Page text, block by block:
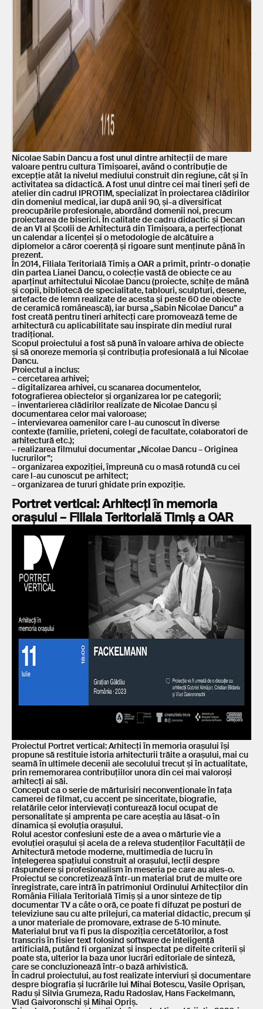
Nicolae Sabin Dancu a fost unul dintre arhitecții de mare
valoare pentru cultura Timișoarei, având o contribuție de
excepție atât la nivelul mediului construit din regiune, cât și în
activitatea sa didactică. A fost unul dintre cei mai tineri șefi de
atelier din cadrul IPROTIM, specializat în proiectarea clădirilor
din domeniul medical, iar după anii 90, și-a diversificat
preocupările profesionale, abordând domenii noi, precum
proiectarea de biserici. În calitate de cadru didactic și Decan
de an VI al Școlii de Arhitectură din Timișoara, a perfecționat
un calendar a licenței și o metodologie de alcătuire a
diplomelor a căror coerență și rigoare sunt menținute până în
prezent.
În 2014, Filiala Teritorială Timiș a OAR a primit, printr-o donație
din partea Lianei Dancu, o colecție vastă de obiecte ce au
aparținut arhitectului Nicolae Dancu (proiecte, schițe de mână
și copii, bibliotecă de specialitate, tablouri, sculpturi, desene,
artefacte de lemn realizate de acesta și peste 60 de obiecte
de ceramică românească), iar bursa „Sabin Nicolae Dancu” a
fost creată pentru tineri arhitecți care promovează teme de
arhitectură cu aplicabilitate sau inspirate din mediul rural
tradițional.
Scopul proiectului a fost să pună în valoare arhiva de obiecte
și să onoreze memoria și contribuția profesională a lui Nicolae
Dancu.
Proiectul a inclus:
– cercetarea arhivei;
– digitalizarea arhivei, cu scanarea documentelor,
fotografierea obiectelor și organizarea lor pe categorii;
– inventarierea clădirilor realizate de Nicolae Dancu și
documentarea celor mai valoroase;
– intervievarea oamenilor care l-au cunoscut în diverse
contexte (familie, prieteni, colegi de facultate, colaboratori de
arhitectură etc.);
– realizarea filmului documentar „Nicolae Dancu – Originea
lucrurilor”;
– organizarea expoziției, împreună cu o masă rotundă cu cei
care l-au cunoscut pe arhitect;
– organizarea de tururi ghidate prin expoziție.
Portret vertical: Arhitecți în memoria
orașului – Filiala Teritorială Timiș a OAR
Proiectul Portret vertical: Arhitecți în memoria orașului își
propune să restituie istoria arhitecturii trăite a orașului, mai cu
seamă în ultimele decenii ale secolului trecut și în actualitate,
prin rememorarea contribuțiilor unora din cei mai valoroși
arhitecți ai săi.
Conceput ca o serie de mărturisiri neconvenționale în fața
camerei de filmat, cu accent pe sinceritate, biografie,
relatările celor intervievați conturează locul ocupat de
personalitate și amprenta pe care aceștia au lăsat-o în
dinamica și evoluția orașului.
Rolul acestor confesiuni este de a avea o mărturie vie a
evoluției orașului și acela de a releva studenților Facultății de
Arhitectură metode moderne, multimedia de lucru în
înțelegerea spațiului construit al orașului, lecții despre
răspundere și profesionalism în meseria pe care au ales-o.
Proiectul se concretizează într-un material brut de multe ore
înregistrate, care intră în patrimoniul Ordinului Arhitecților din
România Filiala Teritorială Timiș și a unor sinteze de tip
documentar TV a câte o oră, ce poate fi difuzat pe posturi de
televiziune sau cu alte prilejuri, ca material didactic, precum și
a unor materiale de promovare, extrase de 5-10 minute.
Materialul brut va fi pus la dispoziția cercetătorilor, a fost
transcris în fisier text folosind software de inteligență
artificială, putând fi organizat și inspectat pe difeite criterii și
poate sta, ulterior la baza unor lucrări editoriale de sinteză,
care se concluzionează într-o bază arhivistică.
În cadrul proiectului, au fost realizate interviuri și documentare
despre biografia și lucrările lui Mihai Botescu, Vasile Oprișan,
Radu și Silvia Grumeza, Radu Radoslav, Hans Fackelmann,
Vlad Gaivoronschi și Mihai Opriș.